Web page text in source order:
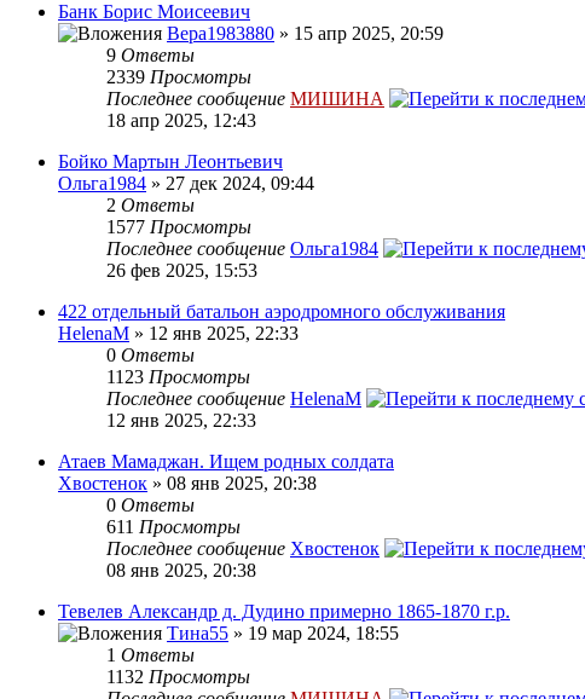
Банк Борис Моисеевич
Вера1983880 » 15 апр 2025, 20:59
9 Ответы
2339 Просмотры
Последнее сообщение МИШИНА
18 апр 2025, 12:43
Бойко Мартын Леонтьевич
Ольга1984 » 27 дек 2024, 09:44
2 Ответы
1577 Просмотры
Последнее сообщение Ольга1984
26 фев 2025, 15:53
422 отдельный батальон аэродромного обслуживания
HelenaM » 12 янв 2025, 22:33
0 Ответы
1123 Просмотры
Последнее сообщение HelenaM
12 янв 2025, 22:33
Атаев Мамаджан. Ищем родных солдата
Хвостенок » 08 янв 2025, 20:38
0 Ответы
611 Просмотры
Последнее сообщение Хвостенок
08 янв 2025, 20:38
Тевелев Александр д. Дудино примерно 1865-1870 г.р.
Тина55 » 19 мар 2024, 18:55
1 Ответы
1132 Просмотры